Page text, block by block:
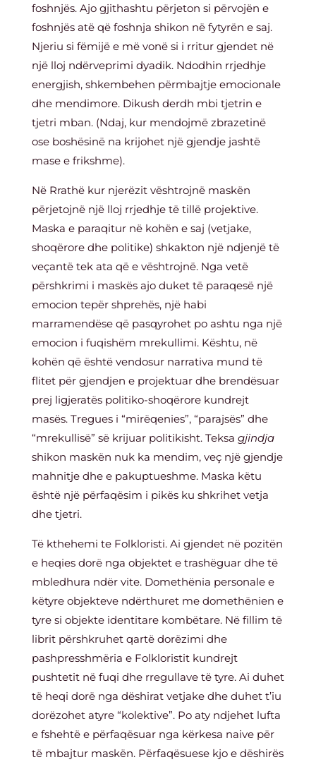
foshnjës. Ajo gjithashtu përjeton si përvojën e
foshnjës atë që foshnja shikon në fytyrën e saj.
Njeriu si fëmijë e më vonë si i rritur gjendet në
një lloj ndërveprimi dyadik. Ndodhin rrjedhje
energjish, shkembehen përmbajtje emocionale
dhe mendimore. Dikush derdh mbi tjetrin e
tjetri mban. (Ndaj, kur mendojmë zbrazetinë
ose boshësinë na krijohet një gjendje jashtë
mase e frikshme).
Në Rrathë kur njerëzit vështrojnë maskën
përjetojnë një lloj rrjedhje të tillë projektive.
Maska e paraqitur në kohën e saj (vetjake,
shoqërore dhe politike) shkakton një ndjenjë të
veçantë tek ata që e vështrojnë. Nga vetë
përshkrimi i maskës ajo duket të paraqesë një
emocion tepër shprehës, një habi
marramendëse që pasqyrohet po ashtu nga një
emocion i fuqishëm mrekullimi. Kështu, në
kohën që është vendosur narrativa mund të
flitet për gjendjen e projektuar dhe brendësuar
prej ligjeratës politiko-shoqërore kundrejt
masës. Tregues i “mirëqenies”, “parajsës” dhe
“mrekullisë” së krijuar politikisht. Teksa gjindja
shikon maskën nuk ka mendim, veç një gjendje
mahnitje dhe e pakuptueshme. Maska këtu
është një përfaqësim i pikës ku shkrihet vetja
dhe tjetri.
Të kthehemi te Folkloristi. Ai gjendet në pozitën
e heqies dorë nga objektet e trashëguar dhe të
mbledhura ndër vite. Domethënia personale e
këtyre objekteve ndërthuret me domethënien e
tyre si objekte identitare kombëtare. Në fillim të
librit përshkruhet qartë dorëzimi dhe
pashpresshmëria e Folkloristit kundrejt
pushtetit në fuqi dhe rregullave të tyre. Ai duhet
të heqi dorë nga dëshirat vetjake dhe duhet t’iu
dorëzohet atyre “kolektive”. Po aty ndjehet lufta
e fshehtë e përfaqësuar nga kërkesa naive për
të mbajtur maskën. Përfaqësuese kjo e dëshirës